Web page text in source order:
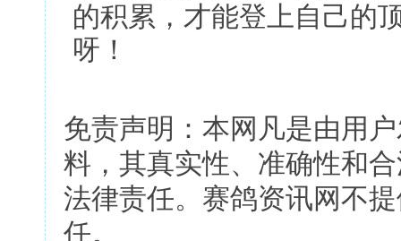
的积累，才能登上自己的
呀！
免责声明：本网凡是由用
料，其真实性、准确性和
法律责任。赛鸽资讯网不
任。